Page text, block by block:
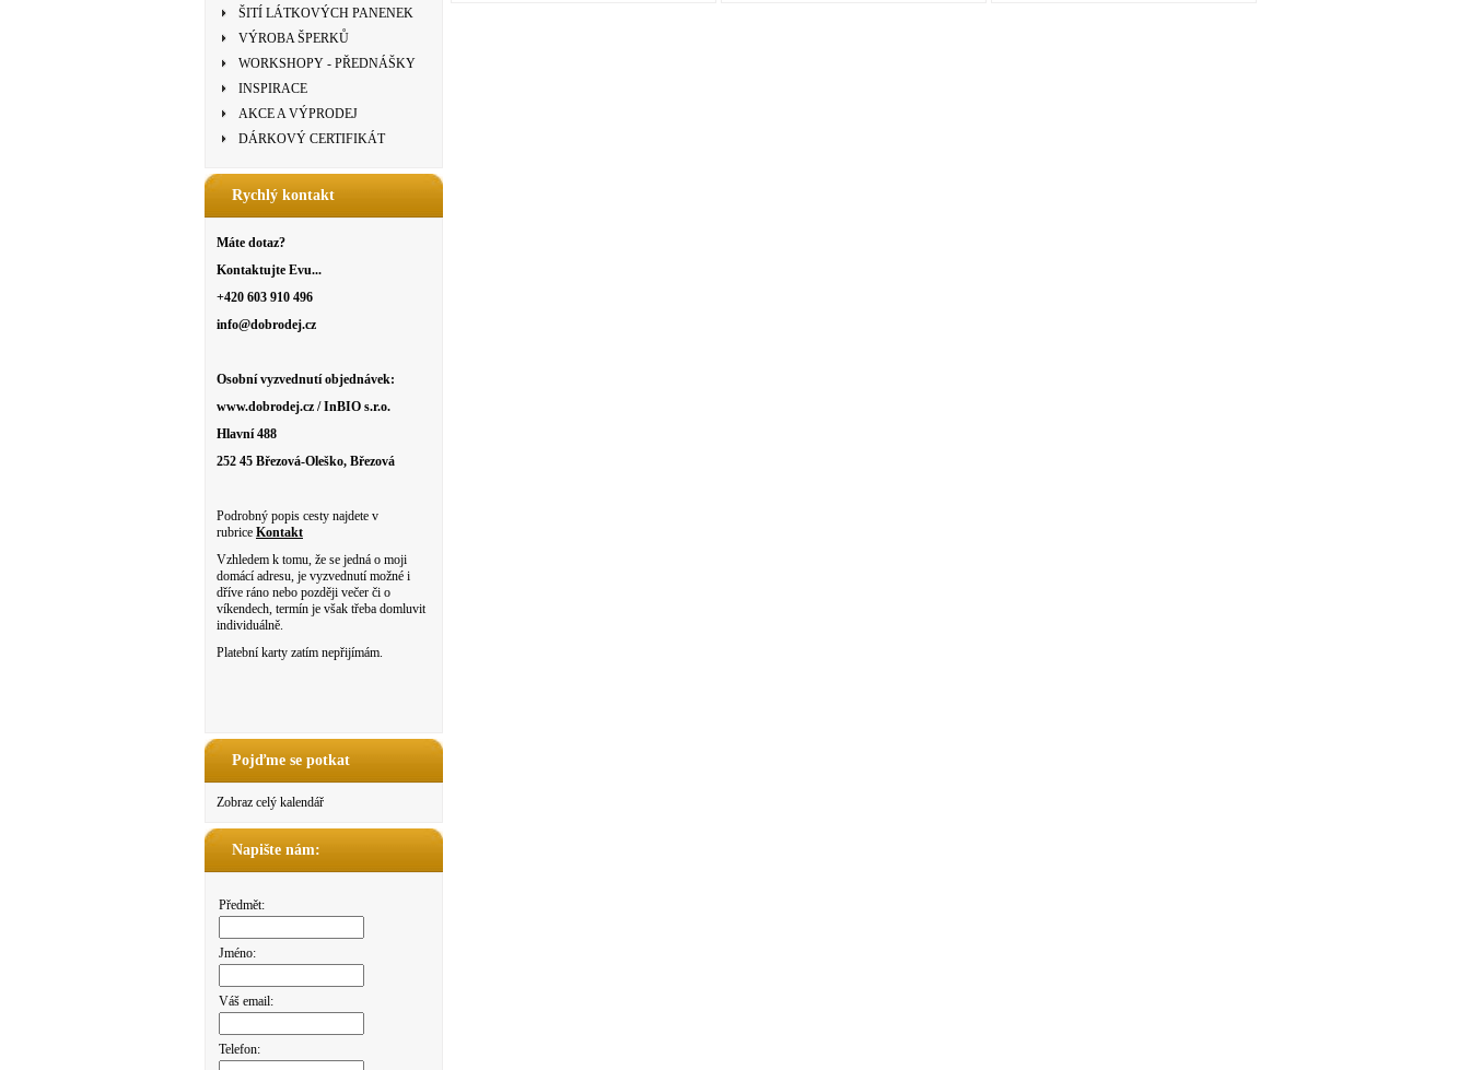
ŠITÍ LÁTKOVÝCH PANENEK
VÝROBA ŠPERKŮ
WORKSHOPY - PŘEDNÁŠKY
INSPIRACE
AKCE A VÝPRODEJ
DÁRKOVÝ CERTIFIKÁT
Rychlý kontakt
Máte dotaz?
Kontaktujte Evu...
+420 603 910 496
info@dobrodej.cz
Osobní vyzvednutí objednávek:
www.dobrodej.cz / InBIO s.r.o.
Hlavní 488
252 45 Březová-Oleško, Březová
Podrobný popis cesty najdete v
rubrice Kontakt
Vzhledem k tomu, že se jedná o moji
domácí adresu, je vyzvednutí možné i
dříve ráno nebo později večer či o
víkendech, termín je však třeba domluvit
individuálně.
Platební karty zatím nepřijímám.
Pojďme se potkat
Zobraz celý kalendář
Napište nám:
Předmět:
Jméno:
Váš email:
Telefon: